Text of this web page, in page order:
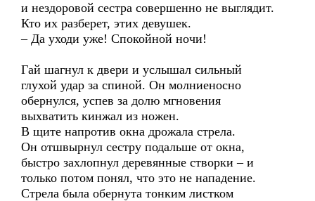
и нездоровой сестра совершенно не выглядит.
Кто их разберет, этих девушек.
– Да уходи уже! Спокойной ночи!
Гай шагнул к двери и услышал сильный
глухой удар за спиной. Он молниеносно
обернулся, успев за долю мгновения
выхватить кинжал из ножен.
В щите напротив окна дрожала стрела.
Он отшвырнул сестру подальше от окна,
быстро захлопнул деревянные створки – и
только потом понял, что это не нападение.
Стрела была обернута тонким листком